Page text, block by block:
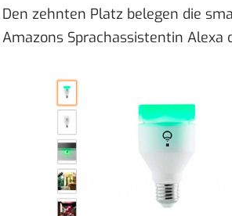
Den zehnten Platz belegen die
Amazons Sprachassistentin